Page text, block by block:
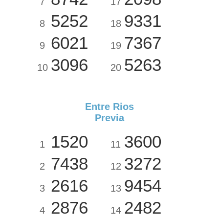
8 5252
9 6021
10 3096
18 9331
19 7367
20 5263
Entre Rios
Previa
1 1520
2 7438
3 2616
4 2876
11 3600
12 3272
13 9454
14 2482